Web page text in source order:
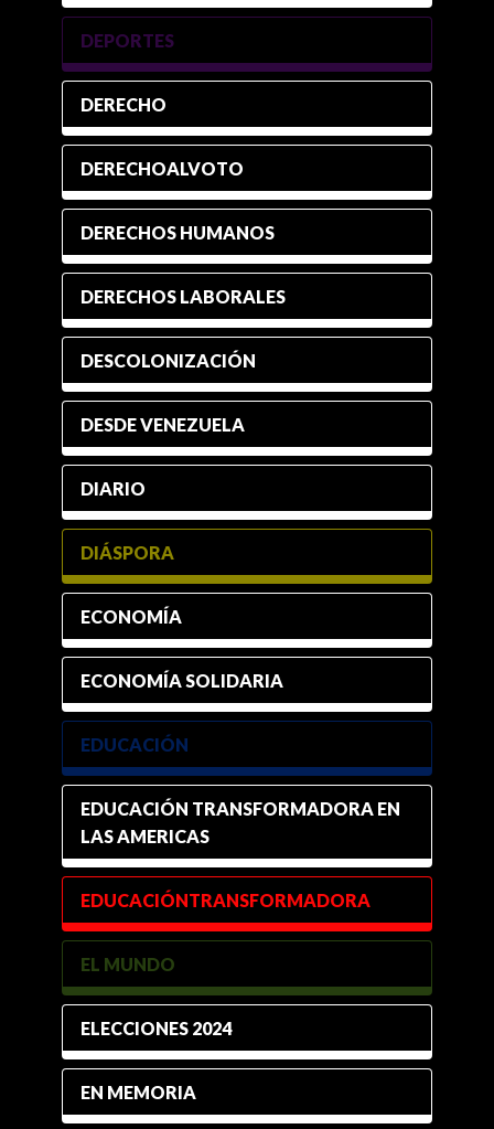
DEPORTES
DERECHO
DERECHOALVOTO
DERECHOS HUMANOS
DERECHOS LABORALES
DESCOLONIZACIÓN
DESDE VENEZUELA
DIARIO
DIÁSPORA
ECONOMÍA
ECONOMÍA SOLIDARIA
EDUCACIÓN
EDUCACIÓN TRANSFORMADORA EN
LAS AMERICAS
EDUCACIÓNTRANSFORMADORA
EL MUNDO
ELECCIONES 2024
EN MEMORIA